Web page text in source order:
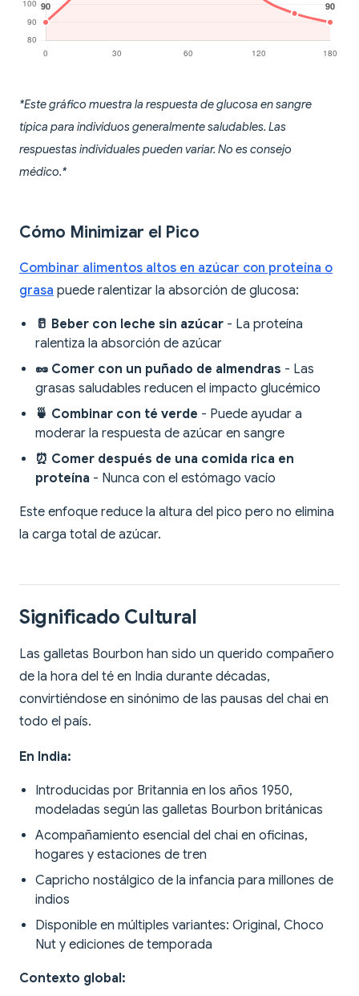
*Este gráfico muestra la respuesta de glucosa en sangre
típica para individuos generalmente saludables. Las
respuestas individuales pueden variar. No es consejo
médico.*
Cómo Minimizar el Pico
Combinar alimentos altos en azúcar con proteína o
grasa puede ralentizar la absorción de glucosa:
🥛 Beber con leche sin azúcar - La proteína
ralentiza la absorción de azúcar
🥜 Comer con un puñado de almendras - Las
grasas saludables reducen el impacto glucémico
🍵 Combinar con té verde - Puede ayudar a
moderar la respuesta de azúcar en sangre
⏰ Comer después de una comida rica en
proteína - Nunca con el estómago vacío
Este enfoque reduce la altura del pico pero no elimina
la carga total de azúcar.
Significado Cultural
Las galletas Bourbon han sido un querido compañero
de la hora del té en India durante décadas,
convirtiéndose en sinónimo de las pausas del chai en
todo el país.
En India:
Introducidas por Britannia en los años 1950,
modeladas según las galletas Bourbon británicas
Acompañamiento esencial del chai en oficinas,
hogares y estaciones de tren
Capricho nostálgico de la infancia para millones de
indios
Disponible en múltiples variantes: Original, Choco
Nut y ediciones de temporada
Contexto global: